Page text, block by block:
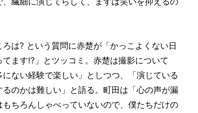
は? という質問に赤楚が「かっこよくない日
ます!?」とツッコミ。赤楚は撮影について
ない経験で楽しい」としつつ、「演じている
のかは難しい」と語る。町田は「心の声が漏
ちろんしゃべっていないので、僕たちだけの